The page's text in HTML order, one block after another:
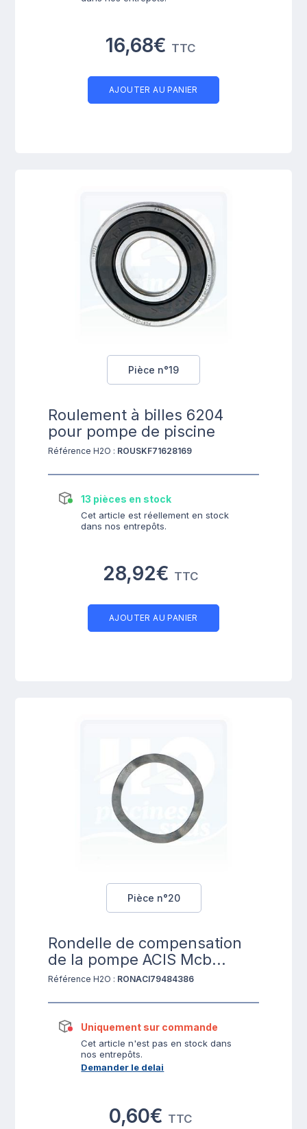
16,68€ TTC
AJOUTER AU PANIER
Pièce n°19
Roulement à billes 6204
pour pompe de piscine
Référence H2O : ROUSKF71628169
13 pièces en stock
Cet article est réellement en stock
dans nos entrepôts.
28,92€ TTC
AJOUTER AU PANIER
Pièce n°20
Rondelle de compensation
de la pompe ACIS Mcb...
Référence H2O : RONACI79484386
Uniquement sur commande
Cet article n'est pas en stock dans
nos entrepôts.
Demander le delai
0,60€ TTC